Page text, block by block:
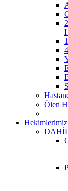
Ölen
Hekimlerimiz